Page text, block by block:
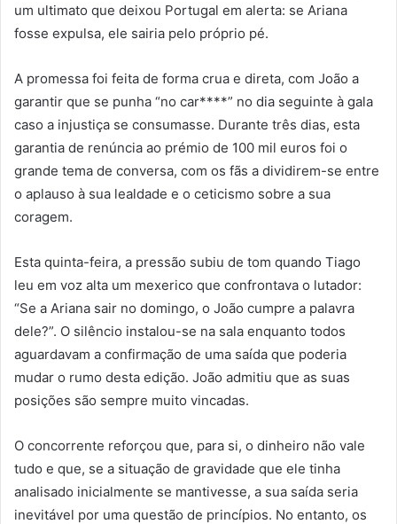
um ultimato que deixou Portugal em alerta: se Ariana
fosse expulsa, ele sairia pelo próprio pé.
A promessa foi feita de forma crua e direta, com João a
garantir que se punha “no car****” no dia seguinte à gala
caso a injustiça se consumasse. Durante três dias, esta
garantia de renúncia ao prémio de 100 mil euros foi o
grande tema de conversa, com os fãs a dividirem-se entre
o aplauso à sua lealdade e o ceticismo sobre a sua
coragem.
Esta quinta-feira, a pressão subiu de tom quando Tiago
leu em voz alta um mexerico que confrontava o lutador:
“Se a Ariana sair no domingo, o João cumpre a palavra
dele?”. O silêncio instalou-se na sala enquanto todos
aguardavam a confirmação de uma saída que poderia
mudar o rumo desta edição. João admitiu que as suas
posições são sempre muito vincadas.
O concorrente reforçou que, para si, o dinheiro não vale
tudo e que, se a situação de gravidade que ele tinha
analisado inicialmente se mantivesse, a sua saída seria
inevitável por uma questão de princípios. No entanto, os